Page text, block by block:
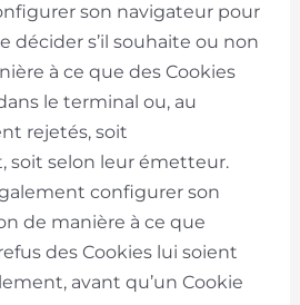
son navigateur pour
décider s’il souhaite ou non
à ce que des Cookies
le terminal ou, au
rejetés, soit
soit selon leur émetteur.
configurer son
de manière à ce que
des Cookies lui soient
avant qu’un Cookie